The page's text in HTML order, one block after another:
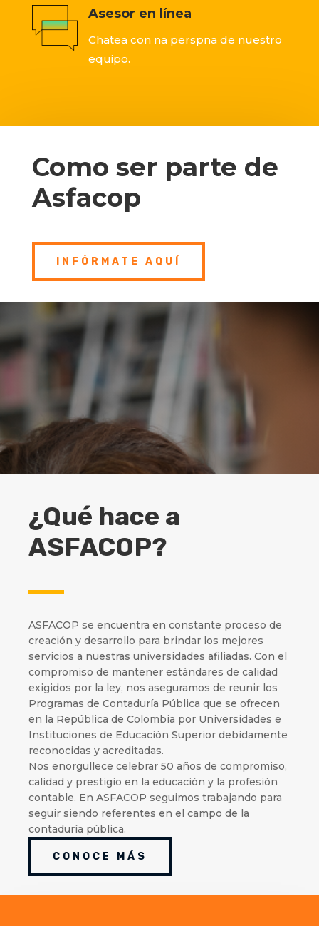
Asesor en línea
Chatea con na perspna de nuestro
equipo.
Como ser parte de
Asfacop
INFÓRMATE AQUÍ
¿Qué hace a
ASFACOP?
ASFACOP se encuentra en constante proceso de
creación y desarrollo para brindar los mejores
servicios a nuestras universidades afiliadas. Con el
compromiso de mantener estándares de calidad
exigidos por la ley, nos aseguramos de reunir los
Programas de Contaduría Pública que se ofrecen
en la República de Colombia por Universidades e
Instituciones de Educación Superior debidamente
reconocidas y acreditadas.
Nos enorgullece celebrar 50 años de compromiso,
calidad y prestigio en la educación y la profesión
contable. En ASFACOP seguimos trabajando para
seguir siendo referentes en el campo de la
contaduría pública.
CONOCE MÁS